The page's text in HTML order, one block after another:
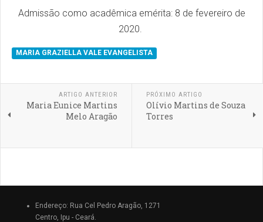
Admissão como acadêmica emérita: 8 de fevereiro de
2020.
MARIA GRAZIELLA VALE EVANGELISTA
ARTIGO ANTERIOR
Maria Eunice Martins
Melo Aragão
PRÓXIMO ARTIGO
Olívio Martins de Souza
Torres
Endereço: Rua Cel Pedro Aragão, 1271
Centro, Ipu - Ceará.